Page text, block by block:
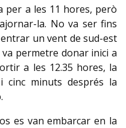
per a les 11 hores, però
la. No va ser fins
un vent de sud-est
permetre donar inici a
a les 12.35 hores, la
cinc minuts després la
es van embarcar en la